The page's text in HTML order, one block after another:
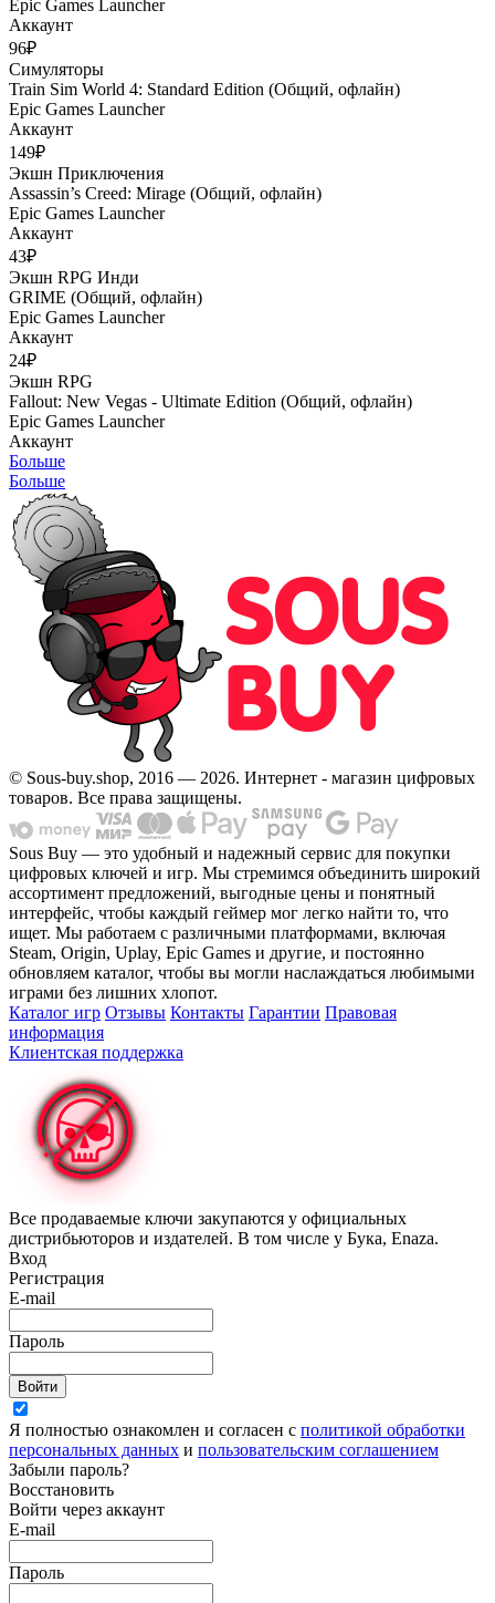
Epic Games Launcher
Аккаунт
96₽
Симуляторы
Train Sim World 4: Standard Edition (Общий, офлайн)
Epic Games Launcher
Аккаунт
149₽
Экшн Приключения
Assassin’s Creed: Mirage (Общий, офлайн)
Epic Games Launcher
Аккаунт
43₽
Экшн RPG Инди
GRIME (Общий, офлайн)
Epic Games Launcher
Аккаунт
24₽
Экшн RPG
Fallout: New Vegas - Ultimate Edition (Общий, офлайн)
Epic Games Launcher
Аккаунт
Больше
Больше
© Sous-buy.shop, 2016 — 2026. Интернет - магазин цифровых
товаров. Все права защищены.
Sous Buy — это удобный и надежный сервис для покупки
цифровых ключей и игр. Мы стремимся объединить широкий
ассортимент предложений, выгодные цены и понятный
интерфейс, чтобы каждый геймер мог легко найти то, что
ищет. Мы работаем с различными платформами, включая
Steam, Origin, Uplay, Epic Games и другие, и постоянно
обновляем каталог, чтобы вы могли наслаждаться любимыми
играми без лишних хлопот.
Каталог игр Отзывы Контакты Гарантии Правовая
информация
Клиентская поддержка
Все продаваемые ключи закупаются у официальных
дистрибьюторов и издателей. В том числе у Бука, Enaza.
Вход
Регистрация
E-mail
Пароль
Войти
Я полностью ознакомлен и согласен с политикой обработки
персональных данных и пользовательским соглашением
Забыли пароль?
Восстановить
Войти через аккаунт
E-mail
Пароль